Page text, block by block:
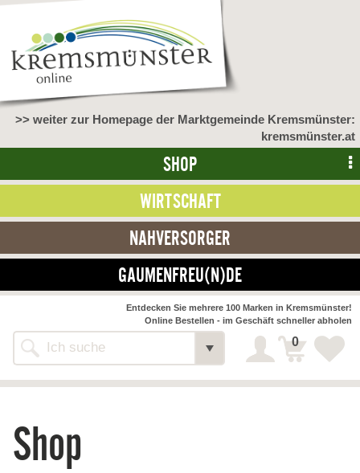
>> weiter zur Homepage der Marktgemeinde Kremsmünster:
kremsmünster.at
SHOP
WIRTSCHAFT
NAHVERSORGER
GAUMENFREU(N)DE
Shop
Entdecken Sie mehrere 100 Marken in Kremsmünster!
Online Bestellen - im Geschäft schneller abholen
0
Shop